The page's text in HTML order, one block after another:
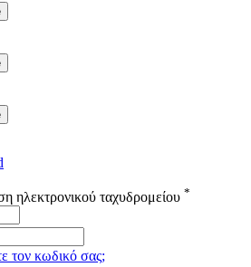
ηλεκτρονικού ταχυδρομείου *
τον κωδικό σας;